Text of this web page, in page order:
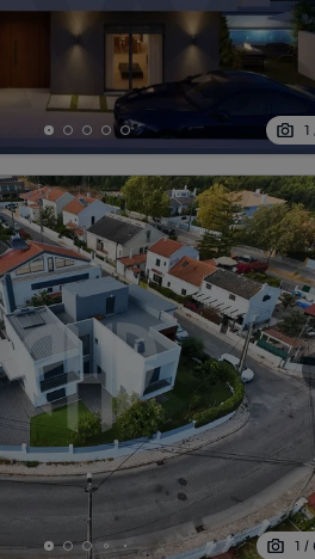
1
1 /